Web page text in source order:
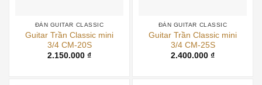
ĐÀN GUITAR CLASSIC
Guitar Trần Classic mini
3/4 CM-20S
2.150.000 ₫
ĐÀN GUITAR CLASSIC
Guitar Trần Classic mini
3/4 CM-25S
2.400.000 ₫